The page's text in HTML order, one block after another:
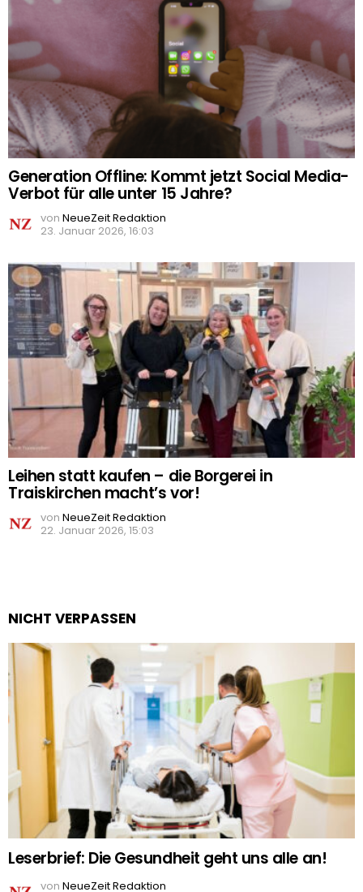
Generation Offline: Kommt jetzt Social Media-
Verbot für alle unter 15 Jahre?
von NeueZeit Redaktion
23. Januar 2026, 16:03
Leihen statt kaufen – die Borgerei in
Traiskirchen macht’s vor!
von NeueZeit Redaktion
22. Januar 2026, 15:03
NICHT VERPASSEN
Leserbrief: Die Gesundheit geht uns alle an!
von NeueZeit Redaktion